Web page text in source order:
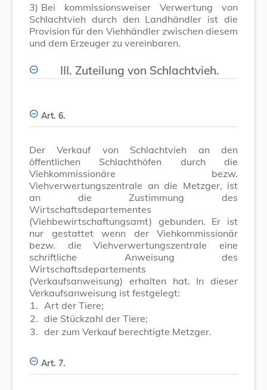
3) Bei kommissionsweiser Verwertung von
Schlachtvieh durch den Landhändler ist die
Provision für den Viehhändler zwischen diesem
und dem Erzeuger zu vereinbaren.
III. Zuteilung von Schlachtvieh.
Art. 6.
Der Verkauf von Schlachtvieh an den
öffentlichen Schlachthöfen durch die
Viehkommissionäre bezw.
Viehverwertungszentrale an die Metzger, ist
an die Zustimmung des
Wirtschaftsdepartementes
(Viehbewirtschaftungsamt) gebunden. Er ist
nur gestattet wenn der Viehkommissionär
bezw. die Viehverwertungszentrale eine
schriftliche Anweisung des
Wirtschaftsdepartements
(Verkaufsanweisung) erhalten hat. In dieser
Verkaufsanweisung ist festgelegt:
1. Art der Tiere;
2. die Stückzahl der Tiere;
3. der zum Verkauf berechtigte Metzger.
Art. 7.